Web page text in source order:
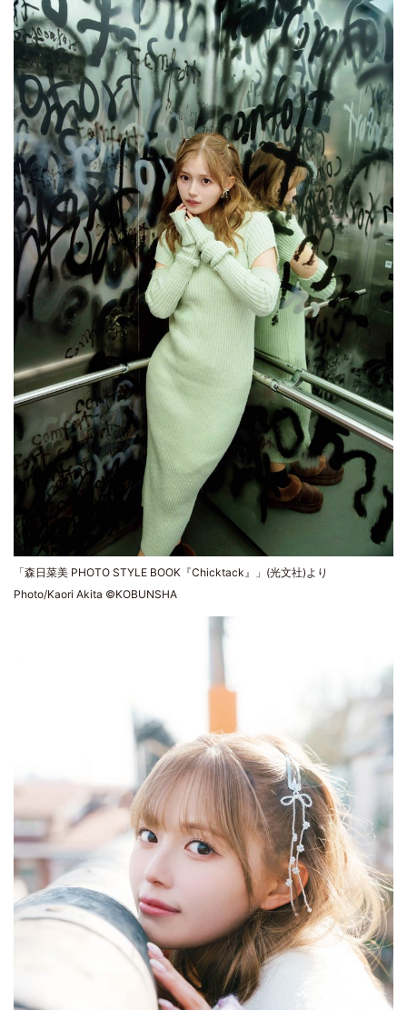
「森日菜美 PHOTO STYLE BOOK『Chicktack』」(光文社)より
Photo/Kaori Akita ©KOBUNSHA